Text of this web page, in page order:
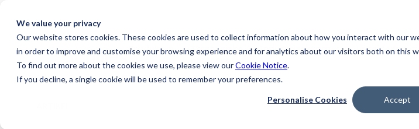
We value your privacy
Our website stores cookies. These cookies are used to collect information about how you interact with our
in order to improve and customise your browsing experience and for analytics about our visitors both on this
To find out more about the cookies we use, please view ourCookie Notice.
If you decline, a single cookie will be used to remember your preferences.
Personalise Cookies Accept
Produkt
Strategiska
partners
Industrisektorn Lösningar